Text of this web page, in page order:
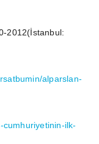
2012(İstanbul:
alparslan-
cumhuriyetinin-ilk-